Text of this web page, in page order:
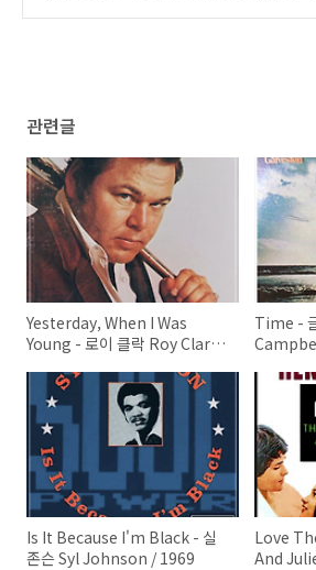
관련글
Yesterday, When I Was
Young - 로이 클락 Roy Clark /
Time -
Is It Because I'm Black - 실
존슨 Syl Johnson / 1969
Love
And